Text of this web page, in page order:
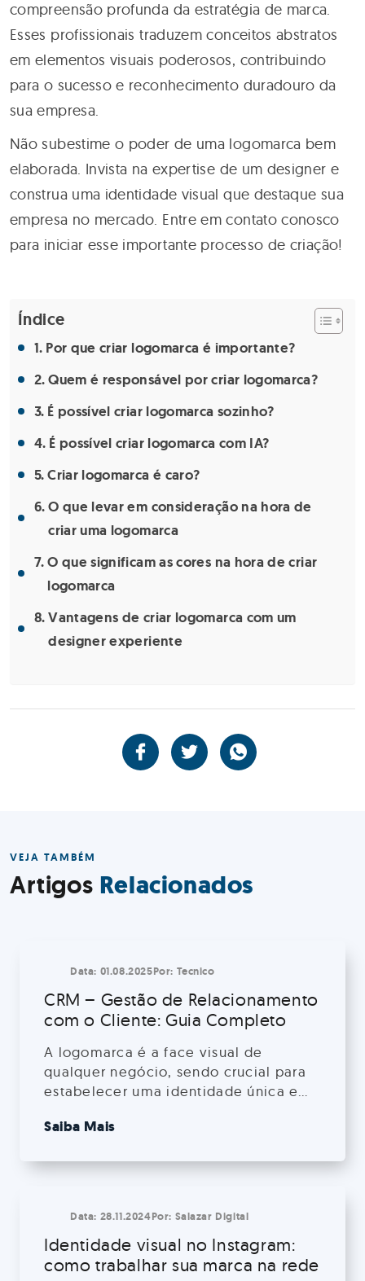
compreensão profunda da estratégia de marca.
Esses profissionais traduzem conceitos abstratos
em elementos visuais poderosos, contribuindo
para o sucesso e reconhecimento duradouro da
sua empresa.
Não subestime o poder de uma logomarca bem
elaborada. Invista na expertise de um designer e
construa uma identidade visual que destaque sua
empresa no mercado. Entre em contato conosco
para iniciar esse importante processo de criação!
Índice
Por que criar logomarca é importante?
Quem é responsável por criar logomarca?
É possível criar logomarca sozinho?
É possível criar logomarca com IA?
Criar logomarca é caro?
O que levar em consideração na hora de
criar uma logomarca
O que significam as cores na hora de criar
logomarca
Vantagens de criar logomarca com um
designer experiente
VEJA TAMBÉM
Artigos Relacionados
Data: 01.08.2025Por: Tecnico
CRM – Gestão de Relacionamento
com o Cliente: Guia Completo
A logomarca é a face visual de
qualquer negócio, sendo crucial para
estabelecer uma identidade única e
mundo cada vez mais visual e
eficaz vai muito além de uma simples
uma logomarca é tão importante,
quem […]
Saiba Mais
Data: 28.11.2024Por: Salazar Digital
Identidade visual no Instagram:
como trabalhar sua marca na rede